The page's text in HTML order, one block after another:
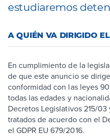
estudiaremos
A QUIÉN VA DIRIGIDO
En cumplimiento de la
de que este anuncio se
conformidad con las leyes
todas las edades y
Decretos Legislativos 215/03
tratados de acuerdo con el
el GDPR EU 679/2016.